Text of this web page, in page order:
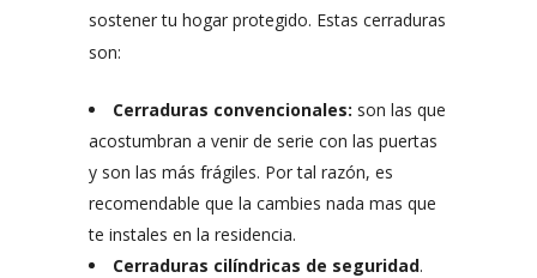
sostener tu hogar protegido. Estas cerraduras
son:
Cerraduras convencionales: son las que
acostumbran a venir de serie con las puertas
y son las más frágiles. Por tal razón, es
recomendable que la cambies nada mas que
te instales en la residencia.
Cerraduras cilíndricas de seguridad.